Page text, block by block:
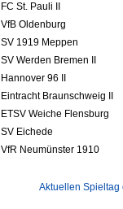
FC St. Pauli II
VfB Oldenburg
SV 1919 Meppen
SV Werden Bremen II
Hannover 96 II
Eintracht Braunschweig II
ETSV Weiche Flensburg
SV Eichede
VfR Neumünster 1910
Aktuellen Spieltag